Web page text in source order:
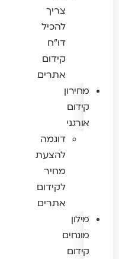
צריך
להכיל
דו"ח
קידום
אתרים
מחירון
קידום
אורגני
דוגמה
להצעת
מחיר
לקידום
אתרים
מילון
מונחים
קידום